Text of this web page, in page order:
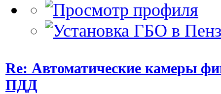
Re: Автоматические камеры
ПДД